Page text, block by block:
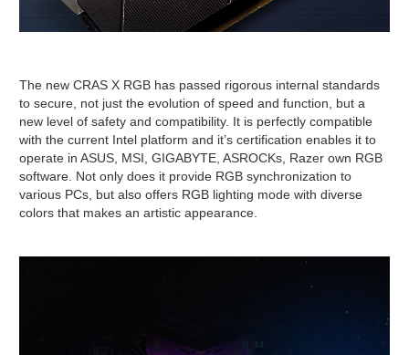
The new CRAS X RGB has passed rigorous internal standards
to secure, not just the evolution of speed and function, but a
new level of safety and compatibility. It is perfectly compatible
with the current Intel platform and it’s certification enables it to
operate in ASUS, MSI, GIGABYTE, ASROCKs, Razer own RGB
software. Not only does it provide RGB synchronization to
various PCs, but also offers RGB lighting mode with diverse
colors that makes an artistic appearance.